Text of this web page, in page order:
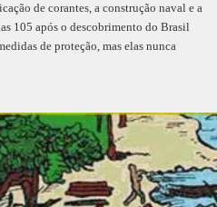
de corantes, a construção naval e a
105 após o descobrimento do Brasil
de proteção, mas elas nunca